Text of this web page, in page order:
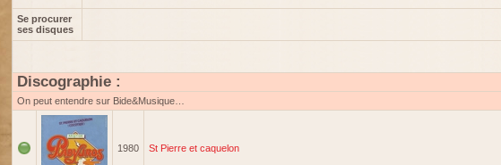
Se procurer
ses disques
Discographie :
On peut entendre sur Bide&Musique…
1980 St Pierre et caquelon